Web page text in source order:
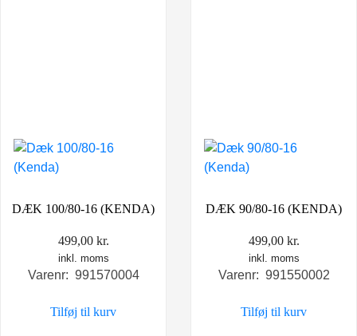
DÆK 100/80-16 (KENDA)
499,00 kr.
inkl. moms
Varenr: 991570004
Tilføj til kurv
DÆK 90/80-16 (KENDA)
499,00 kr.
inkl. moms
Varenr: 991550002
Tilføj til kurv